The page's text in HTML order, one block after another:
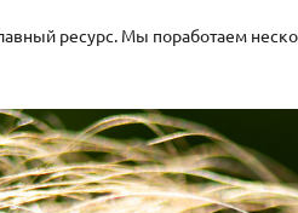
ресурс. Мы поработаем